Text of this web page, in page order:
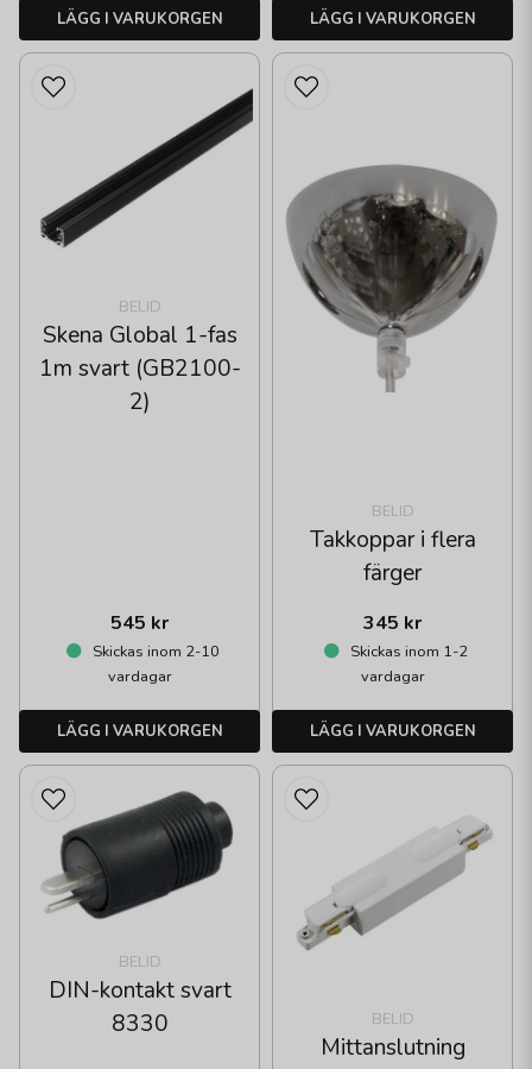
LÄGG I VARUKORGEN LÄGG I VARUKORGEN
BELID
Skena Global 1-fas
1m svart (GB2100-
2)
545 kr
Skickas inom 2-10
vardagar
LÄGG I VARUKORGEN
BELID
Takkoppar i flera
färger
345 kr
Skickas inom 1-2
vardagar
LÄGG I VARUKORGEN
BELID
DIN-kontakt svart
8330
BELID
Mittanslutning